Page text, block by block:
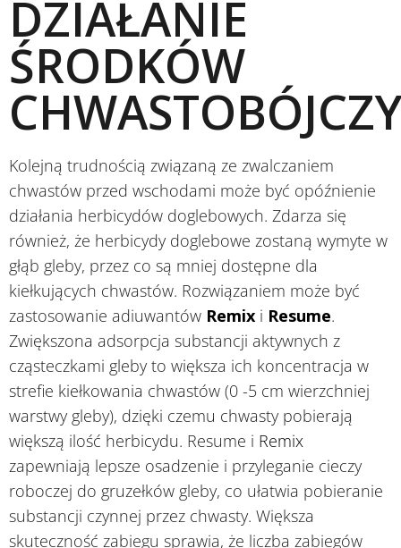
DZIAŁANIE
ŚRODKÓW
Kolejną trudnością związaną ze zwalczaniem
chwastów przed wschodami może być opóźnienie
działania herbicydów doglebowych. Zdarza się
również, że herbicydy doglebowe zostaną wymyte w
głąb gleby, przez co są mniej dostępne dla
kiełkujących chwastów. Rozwiązaniem może być
zastosowanie adiuwantów Remix i Resume.
Zwiększona adsorpcja substancji aktywnych z
cząsteczkami gleby to większa ich koncentracja w
strefie kiełkowania chwastów (0 -5 cm wierzchniej
warstwy gleby), dzięki czemu chwasty pobierają
większą ilość herbicydu. Resume i Remix
zapewniają lepsze osadzenie i przyleganie cieczy
roboczej do gruzełków gleby, co ułatwia pobieranie
substancji czynnej przez chwasty. Większa
skuteczność zabiegu sprawia, że liczba zabiegów